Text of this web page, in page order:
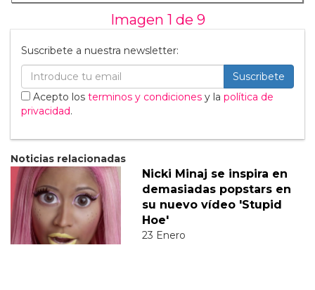
Imagen 1 de 9
Suscribete a nuestra newsletter:
Suscribete
Acepto los terminos y condiciones y la política de
privacidad.
Noticias relacionadas
Nicki Minaj se inspira en
demasiadas popstars en
su nuevo vídeo 'Stupid
Hoe'
23 Enero